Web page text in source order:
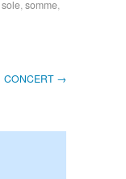
sole,somme,
CONCERT →